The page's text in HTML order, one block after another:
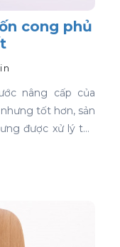
cong phủ
nâng cấp của
tốt hơn, sản
được xử lý tạo